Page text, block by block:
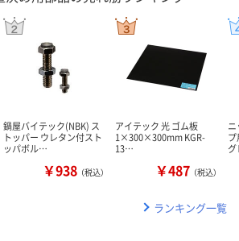
鍋屋バイテック(NBK) ス
トッパー ウレタン付スト
ッパボル…
￥938 （税込）
アイテック 光 ゴム板
1×300×300mm KGR-
13…
￥487 （税込）
ランキング一覧